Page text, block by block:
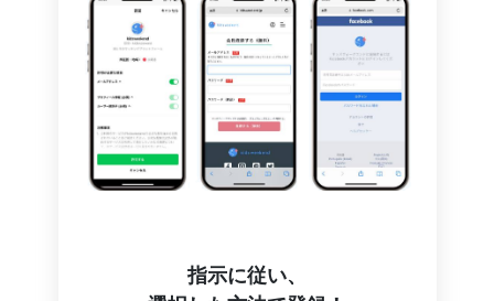
指示に従い、